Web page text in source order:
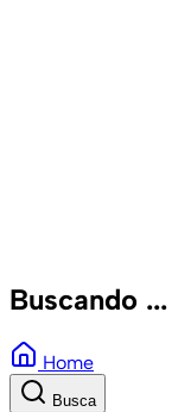
Buscando ...
Home
Busca